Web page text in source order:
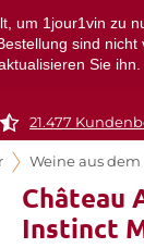
um 1jour1vin zu
sind nicht
Sie ihn.
21.477
Weine aus
Château
Instinct